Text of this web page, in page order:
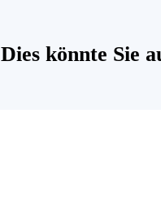
Dies könnte Sie